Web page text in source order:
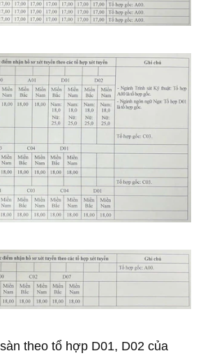
theo tổ hợp D01, D02 của